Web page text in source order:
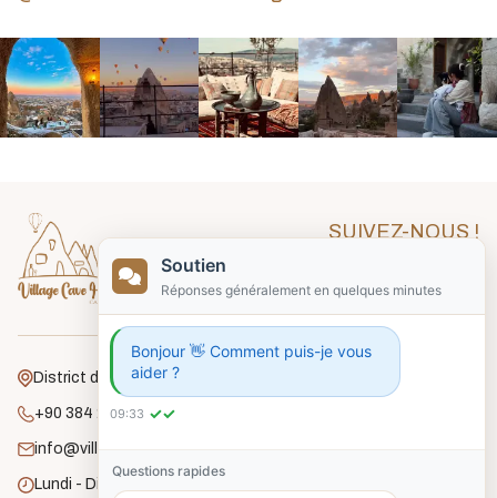
SUIVEZ-NOUS !
District de Gafelli, Rue Unlu, No:18 Goreme
+90 384 271 2182
info@villagecavehouse.com
Lundi - Dimanche : 8h00 - 22h00
Soutien
Réponses généralement en quelques minutes
Bonjour 👋 Comment puis-je vous
aider ?
09:33 ✓✓
Questions rapides